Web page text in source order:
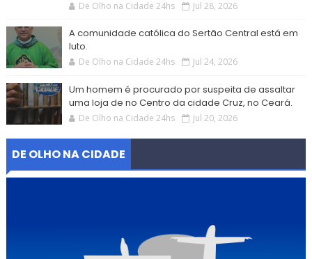
De Olho na Cidade 24hs Jul 28, 2026
A comunidade católica do Sertão Central está em
luto.
De Olho na Cidade 24hs Jul 24, 2026
Um homem é procurado por suspeita de assaltar
uma loja de no Centro da cidade Cruz, no Ceará.
De Olho na Cidade 24hs Jul 20, 2026
DE OLHO NA CIDADE